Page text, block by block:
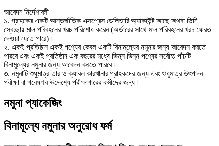
আবেদন নির্দেশাবলী
১. গ্রাহকের একটি আন্তর্জাতিক এক্সপ্রেস ডেলিভারি অ্যাকাউন্ট আছে অথবা তিনি
স্বেচ্ছায় মাল পরিবহনের খরচ পরিশোধ করেন (অর্ডারের সাথে মাল পরিবহনের খরচ ফেরত
দেওয়া যেতে পারে)।
২. একই প্রতিষ্ঠান একই পণ্যের কেবল একটি বিনামূল্যের নমুনার জন্য আবেদন করতে
পারবে এবং একই প্রতিষ্ঠান এক বছরের মধ্যে ভিন্ন ভিন্ন পণ্যের সর্বোচ্চ পাঁচটি
বিনামূল্যের নমুনার জন্য আবেদন করতে পারবে।
৩. নমুনাটি শুধুমাত্র তার ও ক্যাবল কারখানার গ্রাহকদের জন্য এবং শুধুমাত্র উৎপাদন
পরীক্ষা বা গবেষণার উদ্দেশ্যে পরীক্ষাগারের কর্মীদের জন্য।
নমুনা প্যাকেজিং
বিনামূল্যে নমুনার অনুরোধ ফর্ম